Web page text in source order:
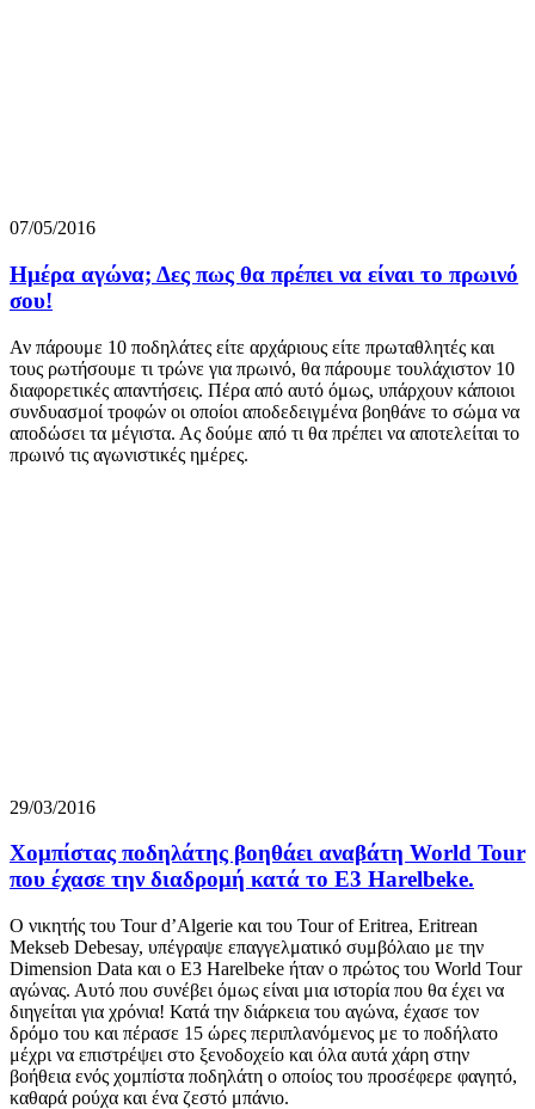
07/05/2016
Ημέρα αγώνα; Δες πως θα πρέπει να είναι το πρωινό
σου!
Αν πάρουμε 10 ποδηλάτες είτε αρχάριους είτε πρωταθλητές και
τους ρωτήσουμε τι τρώνε για πρωινό, θα πάρουμε τουλάχιστον 10
διαφορετικές απαντήσεις. Πέρα από αυτό όμως, υπάρχουν κάποιοι
συνδυασμοί τροφών οι οποίοι αποδεδειγμένα βοηθάνε το σώμα να
αποδώσει τα μέγιστα. Ας δούμε από τι θα πρέπει να αποτελείται το
πρωινό τις αγωνιστικές ημέρες.
29/03/2016
Χομπίστας ποδηλάτης βοηθάει αναβάτη World Tour
που έχασε την διαδρομή κατά το Ε3 Harelbeke.
Ο νικητής του Tour d’Algerie και του Tour of Eritrea, Eritrean
Mekseb Debesay, υπέγραψε επαγγελματικό συμβόλαιο με την
Dimension Data και ο Ε3 Harelbeke ήταν ο πρώτος του World Tour
αγώνας. Αυτό που συνέβει όμως είναι μια ιστορία που θα έχει να
διηγείται για χρόνια! Κατά την διάρκεια του αγώνα, έχασε τον
δρόμο του και πέρασε 15 ώρες περιπλανόμενος με το ποδήλατο
μέχρι να επιστρέψει στο ξενοδοχείο και όλα αυτά χάρη στην
βοήθεια ενός χομπίστα ποδηλάτη ο οποίος του προσέφερε φαγητό,
καθαρά ρούχα και ένα ζεστό μπάνιο.